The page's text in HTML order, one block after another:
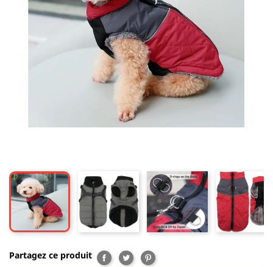
Partagez ce produit Partager
TweetPinterest